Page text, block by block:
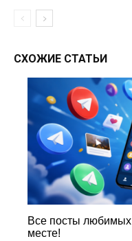
СХОЖИЕ СТАТЬИ
Все посты любимых
месте!